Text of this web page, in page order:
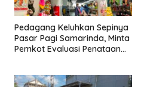
Pedagang Keluhkan Sepinya
Pasar Pagi Samarinda, Minta
Pemkot Evaluasi Penataan